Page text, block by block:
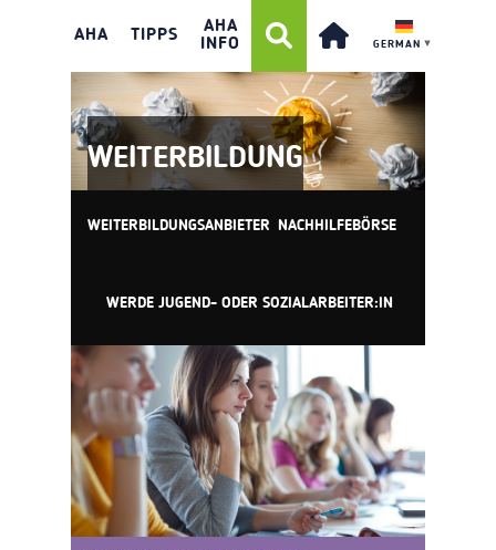
AHA TIPPS
AHA
INFO
GERMAN ▼
WEITERBILDUNG
WEITERBILDUNGSANBIETER NACHHILFEBÖRSE
WERDE JUGEND- ODER SOZIALARBEITER:IN